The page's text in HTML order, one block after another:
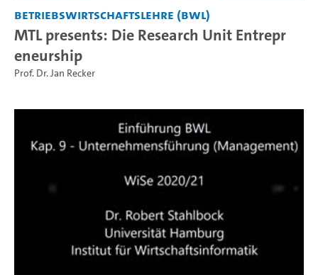
Betriebswirtschaftslehre (BWL)
MTL presents: Die Research Unit Entrepr
eneurship
Prof. Dr. Jan Recker